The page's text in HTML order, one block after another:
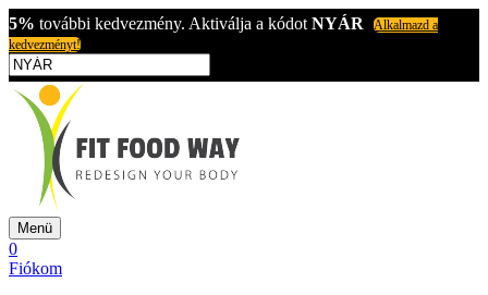
5% további kedvezmény. Aktiválja a kódot NYÁR
Alkalmazd a
kedvezményt!
Menü
0
Fiókom